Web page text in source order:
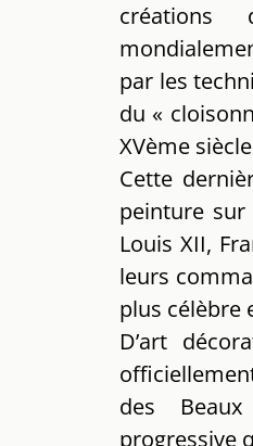
par les
du «
XVème
Cette
peinture sur
Louis XII,
leurs
plus célèbre
D’art
des
progressive